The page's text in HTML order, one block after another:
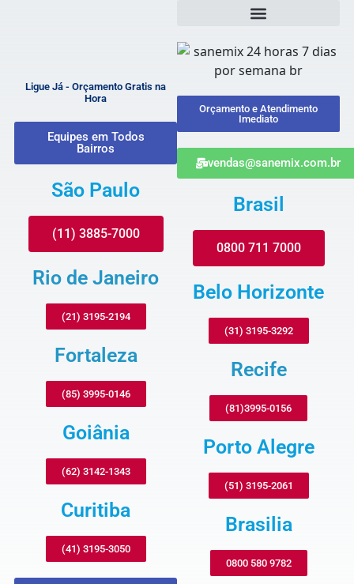
Ligue Já - Orçamento Gratis na
Hora
Equipes em Todos
Bairros
São Paulo
(11) 3885-7000
Rio de Janeiro
(21) 3195-2194
Fortaleza
(85) 3995-0146
Goiânia
(62) 3142-1343
Curitiba
(41) 3195-3050
Orçamento e Atendimento
Imediato
vendas@sanemix.com.br
Brasil
0800 711 7000
Belo Horizonte
(31) 3195-3292
Recife
(81)3995-0156
Porto Alegre
(51) 3195-2061
Brasilia
0800 580 9782